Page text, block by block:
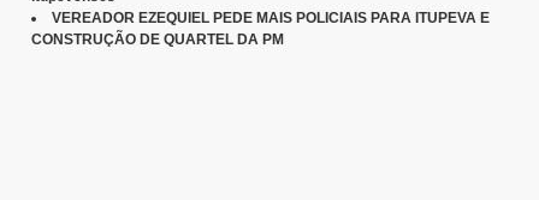
VEREADOR EZEQUIEL PEDE MAIS POLICIAIS PARA ITUPEVA E
CONSTRUÇÃO DE QUARTEL DA PM